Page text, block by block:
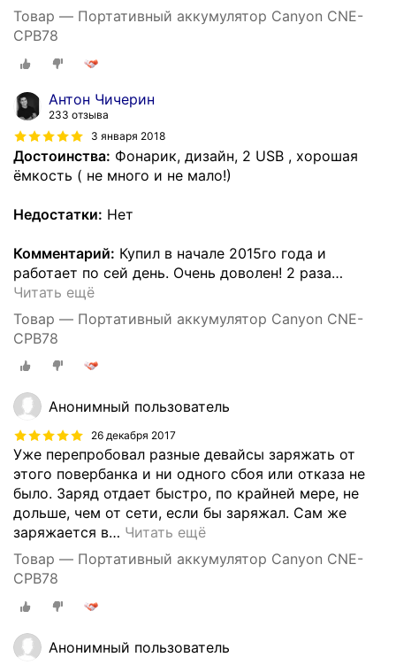
Товар — Портативный аккумулятор Canyon CNE-
CPB78
Антон Чичерин
233 отзыва
3 января 2018
Достоинства: Фонарик, дизайн, 2 USB , хорошая
ёмкость ( не много и не мало!)
Недостатки: Нет
Комментарий: Купил в начале 2015го года и
работает по сей день. Очень доволен! 2 раза…
Читать ещё
Товар — Портативный аккумулятор Canyon CNE-
CPB78
Анонимный пользователь
26 декабря 2017
Уже перепробовал разные девайсы заряжать от
этого повербанка и ни одного сбоя или отказа не
было. Заряд отдает быстро, по крайней мере, не
дольше, чем от сети, если бы заряжал. Сам же
заряжается в… Читать ещё
Товар — Портативный аккумулятор Canyon CNE-
CPB78
Анонимный пользователь